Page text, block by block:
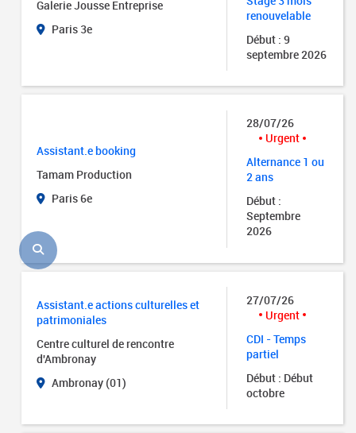
Galerie Jousse Entreprise
Paris 3e
renouvelable
Début : 9
septembre 2026
Assistant.e booking
Tamam Production
Paris 6e
28/07/26
Urgent
Alternance 1 ou
2 ans
Début :
Septembre
2026
Assistant.e actions culturelles et
patrimoniales
Centre culturel de rencontre
d'Ambronay
Ambronay (01)
27/07/26
Urgent
CDI - Temps
partiel
Début : Début
octobre